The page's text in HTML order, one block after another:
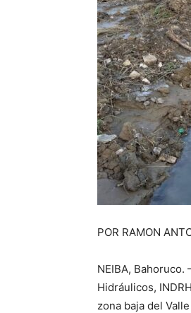
POR RAMON
NEIBA,
Hidráulicos,
zona baja del